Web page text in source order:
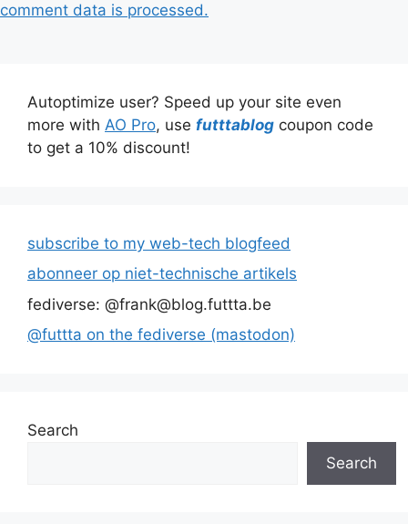
comment data is processed.
Autoptimize user? Speed up your site even
more with AO Pro, use futttablog coupon code
to get a 10% discount!
subscribe to my web-tech blogfeed
abonneer op niet-technische artikels
fediverse: @frank@blog.futtta.be
@futtta on the fediverse (mastodon)
Search
Search